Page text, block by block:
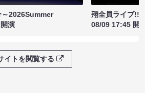
2026Summer
演
翔全員ライブ!!!
08/09 17:45 開
イトを閲覧する